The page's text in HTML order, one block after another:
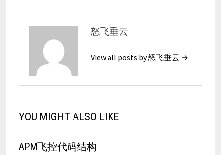
怒飞垂云
View all posts by 怒飞垂云 →
YOU MIGHT ALSO LIKE
APM飞控代码结构